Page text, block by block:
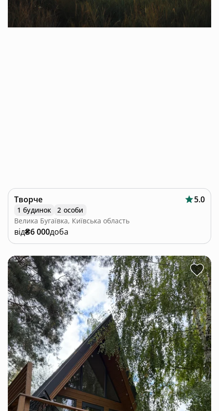
Творче 5.0
1 будинок
2 особи
Велика Бугаївка, Київська область
від₴6 000доба